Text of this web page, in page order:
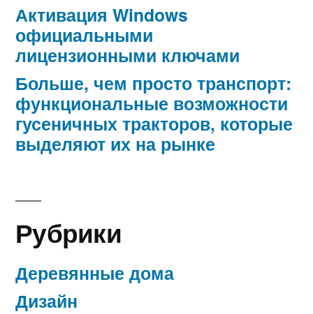
Активация Windows
официальными
лицензионными ключами
Больше, чем просто транспорт:
функциональные возможности
гусеничных тракторов, которые
выделяют их на рынке
Рубрики
Деревянные дома
Дизайн